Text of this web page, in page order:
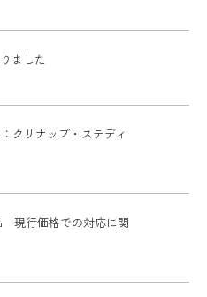
ました
クリナップ・ステディ
現行価格での対応に関